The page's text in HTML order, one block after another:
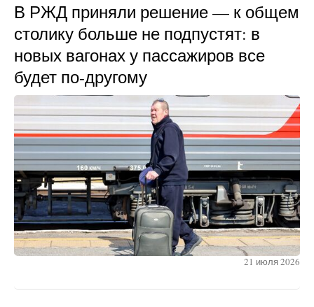
В РЖД приняли решение — к общем
столику больше не подпустят: в
новых вагонах у пассажиров все
будет по-другому
21 июля 2026